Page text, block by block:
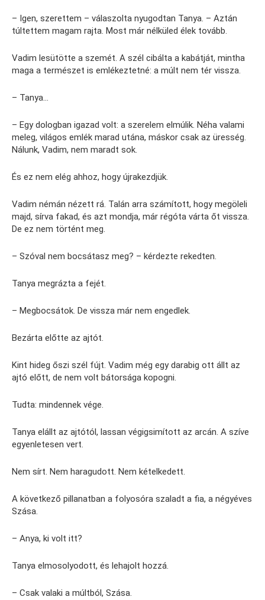
– Igen, szerettem – válaszolta nyugodtan Tanya. – Aztán
túltettem magam rajta. Most már nélküled élek tovább.
Vadim lesütötte a szemét. A szél cibálta a kabátját, mintha
maga a természet is emlékeztetné: a múlt nem tér vissza.
– Tanya…
– Egy dologban igazad volt: a szerelem elmúlik. Néha valami
meleg, világos emlék marad utána, máskor csak az üresség.
Nálunk, Vadim, nem maradt sok.
És ez nem elég ahhoz, hogy újrakezdjük.
Vadim némán nézett rá. Talán arra számított, hogy megöleli
majd, sírva fakad, és azt mondja, már régóta várta őt vissza.
De ez nem történt meg.
– Szóval nem bocsátasz meg? – kérdezte rekedten.
Tanya megrázta a fejét.
– Megbocsátok. De vissza már nem engedlek.
Bezárta előtte az ajtót.
Kint hideg őszi szél fújt. Vadim még egy darabig ott állt az
ajtó előtt, de nem volt bátorsága kopogni.
Tudta: mindennek vége.
Tanya elállt az ajtótól, lassan végigsimított az arcán. A szíve
egyenletesen vert.
Nem sírt. Nem haragudott. Nem kételkedett.
A következő pillanatban a folyosóra szaladt a fia, a négyéves
Szása.
– Anya, ki volt itt?
Tanya elmosolyodott, és lehajolt hozzá.
– Csak valaki a múltból, Szása.